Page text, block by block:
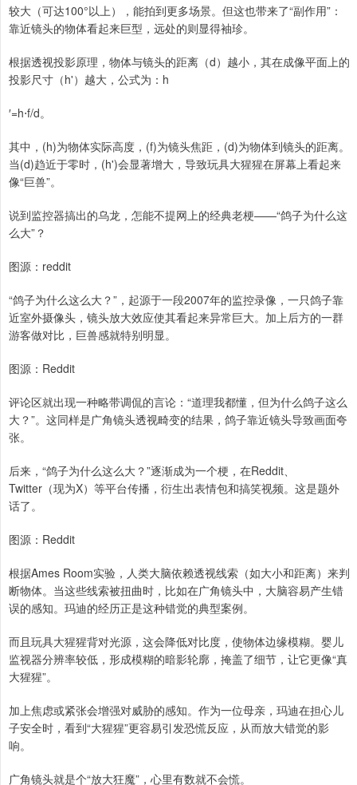
较大（可达100°以上），能拍到更多场景。但这也带来了“副作用”：
靠近镜头的物体看起来巨型，远处的则显得袖珍。
根据透视投影原理，物体与镜头的距离（d）越小，其在成像平面上的
投影尺寸（h'）越大，公式为：h
′=h⋅f/d。
其中，(h)为物体实际高度，(f)为镜头焦距，(d)为物体到镜头的距离。
当(d)趋近于零时，(h')会显著增大，导致玩具大猩猩在屏幕上看起来
像“巨兽”。
说到监控器搞出的乌龙，怎能不提网上的经典老梗——“鸽子为什么这
么大”？
图源：reddit
“鸽子为什么这么大？”，起源于一段2007年的监控录像，一只鸽子靠
近室外摄像头，镜头放大效应使其看起来异常巨大。加上后方的一群
游客做对比，巨兽感就特别明显。
图源：Reddit
评论区就出现一种略带调侃的言论：“道理我都懂，但为什么鸽子这么
大？”。这同样是广角镜头透视畸变的结果，鸽子靠近镜头导致画面夸
张。
后来，“鸽子为什么这么大？”逐渐成为一个梗，在Reddit、
Twitter（现为X）等平台传播，衍生出表情包和搞笑视频。这是题外
话了。
图源：Reddit
根据Ames Room实验，人类大脑依赖透视线索（如大小和距离）来判
断物体。当这些线索被扭曲时，比如在广角镜头中，大脑容易产生错
误的感知。玛迪的经历正是这种错觉的典型案例。
而且玩具大猩猩背对光源，这会降低对比度，使物体边缘模糊。婴儿
监视器分辨率较低，形成模糊的暗影轮廓，掩盖了细节，让它更像“真
大猩猩”。
加上焦虑或紧张会增强对威胁的感知。作为一位母亲，玛迪在担心儿
子安全时，看到“大猩猩”更容易引发恐慌反应，从而放大错觉的影
响。
广角镜头就是个“放大狂魔”，心里有数就不会慌。